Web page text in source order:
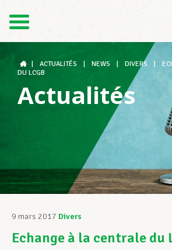
DE
Le LCGB
Structures syndicales
Assistance au Travail
Vos droits
ACTUALITÉS NEWS DIVERS
DU LCGB
Actualités
9 mars 2017 Divers
Echange à la centrale du